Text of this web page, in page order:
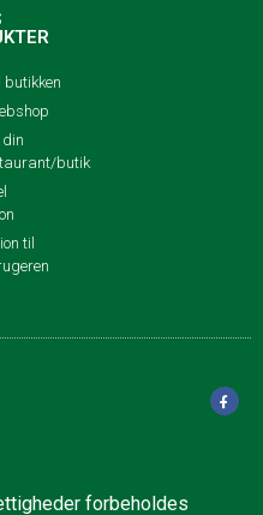
butikken
butik
til
forbeholdes